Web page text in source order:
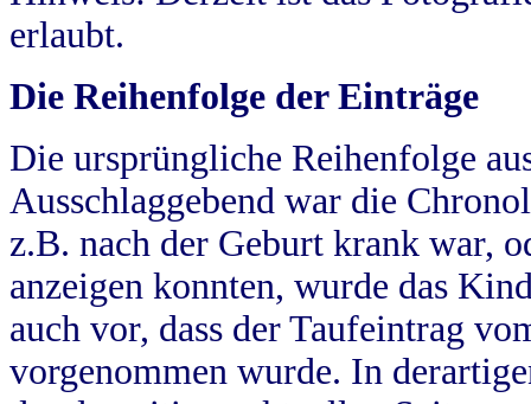
erlaubt.
Die Reihenfolge der Einträge
Die ursprüngliche Reihenfolge
Ausschlaggebend war die
z.B. nach der Geburt krank war,
anzeigen konnten, wurde das
auch vor, dass der Taufeintrag
vorgenommen wurde. In